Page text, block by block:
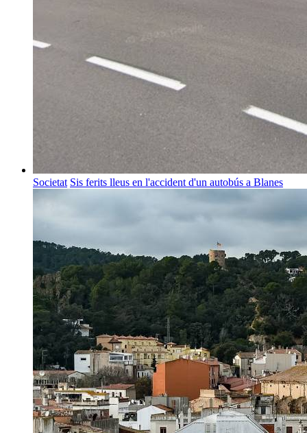
Societat Sis ferits lleus en l'accident d'un autobús a Blanes